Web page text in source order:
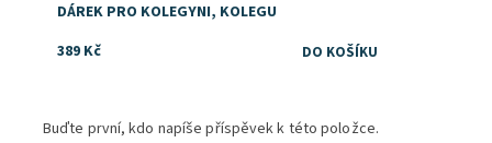
DÁREK PRO KOLEGYNI, KOLEGU
389 Kč
Buďte první, kdo napíše příspěvek k této položce.